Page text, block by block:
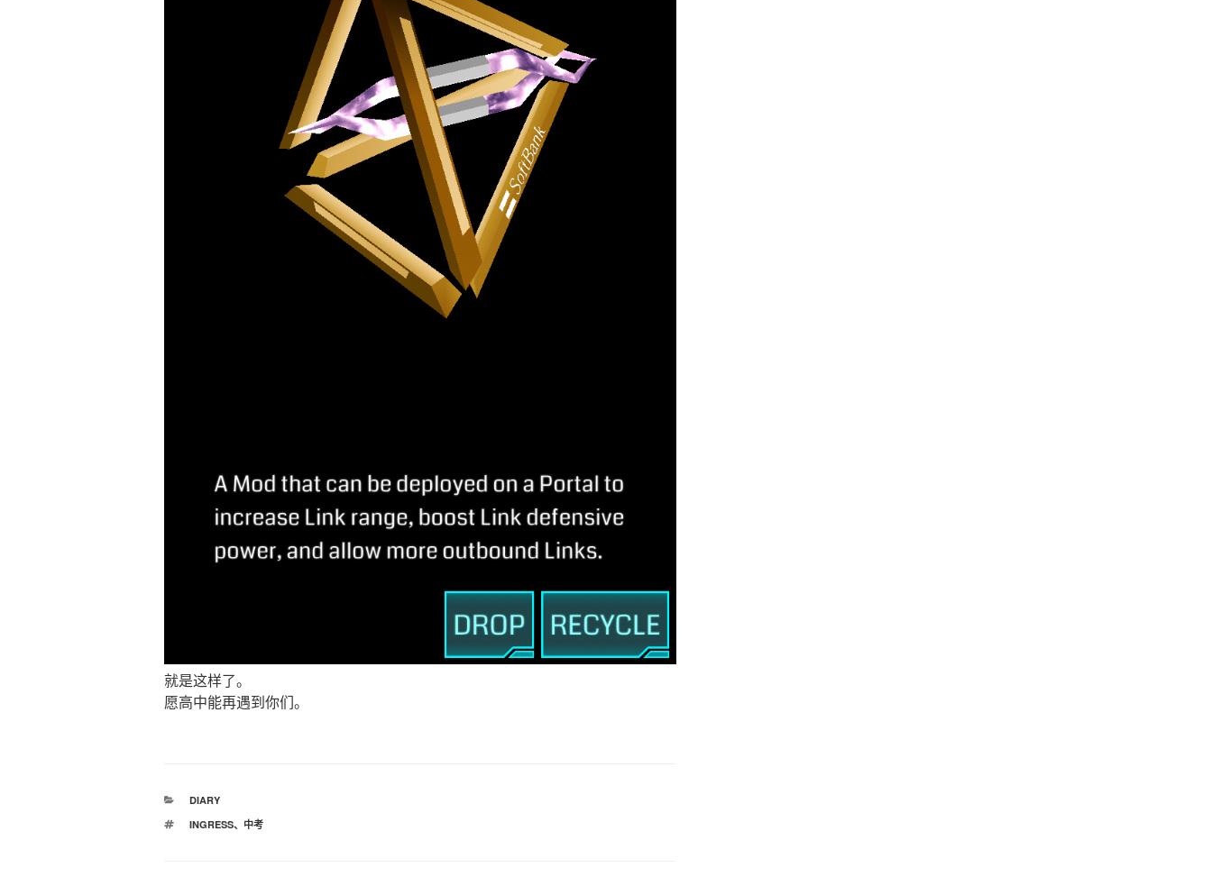
就是这样了。
愿高中能再遇到你们。
分
DIARY
标
INGRESS、 中考